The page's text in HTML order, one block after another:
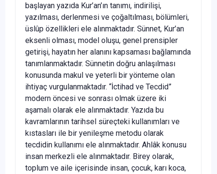
başlayan yazıda Kur’an’ın tanımı, indirilişi,
yazılması, derlenmesi ve çoğaltılması, bölümleri,
üslûp özellikleri ele alınmaktadır. Sünnet, Kur’an
eksenli olması, model oluşu, genel prensipler
getirişi, hayatın her alanını kapsaması bağlamında
tanımlanmaktadır. Sünnetin doğru anlaşılması
konusunda makul ve yeterli bir yönteme olan
ihtiyaç vurgulanmaktadır. “İctihad ve Tecdid”
modern öncesi ve sonrası olmak üzere iki
aşamalı olarak ele alınmaktadır. Yazıda bu
kavramlarının tarihsel süreçteki kullanımları ve
kıstasları ile bir yenileşme metodu olarak
tecdidin kullanımı ele alınmaktadır. Ahlâk konusu
insan merkezli ele alınmaktadır. Birey olarak,
toplum ve aile içerisinde insan, çocuk, karı koca,